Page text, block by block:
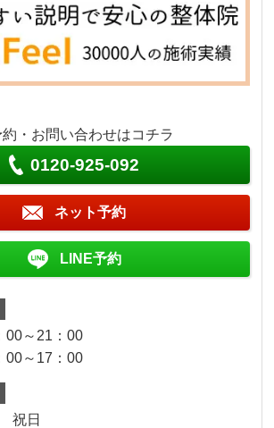
約・お問い合わせはコチラ
0120-925-092
ネット予約
LINE予約
～21：00
～17：00
祝日